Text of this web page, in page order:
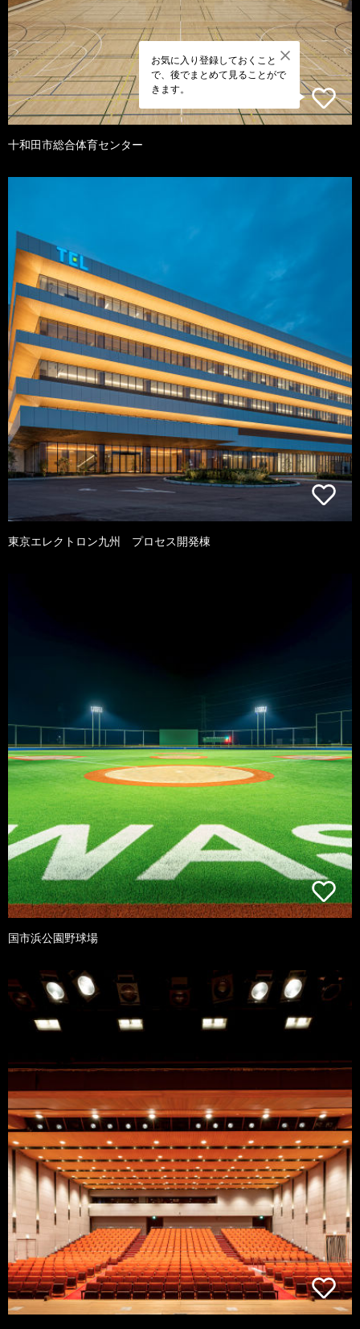
お気に入り登録しておくこと
で、後でまとめて見ることがで
きます。
十和田市総合体育センター
東京エレクトロン九州 プロセス開発棟
国市浜公園野球場